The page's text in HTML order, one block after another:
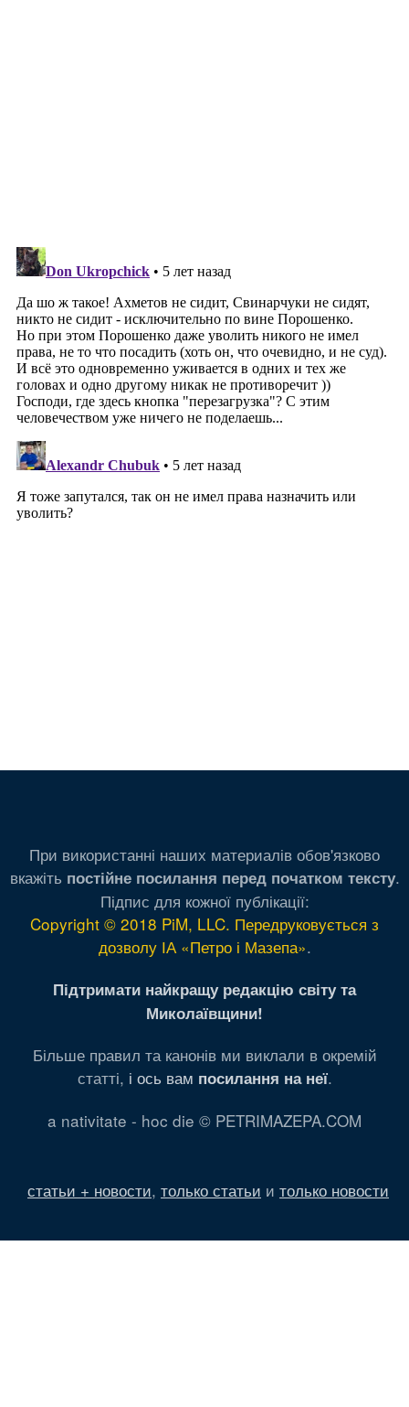
При використанні наших материалів обов'язково
вкажіть постійне посилання перед початком тексту.
Підпис для кожної публікації:
Copyright © 2018 PiM, LLC. Передруковується з
дозволу ІА «Петро і Мазепа».
Підтримати найкращу редакцію світу та
Миколаївщини!
Більше правил та канонів ми виклали в окремій
статті, і ось вам посилання на неї.
a nativitate - hoc die © PETRIMAZEPA.COM
статьи + новости, только статьи и только новости